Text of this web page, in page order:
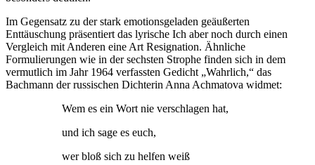
Im Gegensatz zu der stark emotionsgeladen geäußerten
Enttäuschung präsentiert das lyrische Ich aber noch durch einen
Vergleich mit Anderen eine Art Resignation. Ähnliche
Formulierungen wie in der sechsten Strophe finden sich in dem
vermutlich im Jahr 1964 verfassten Gedicht „Wahrlich,“ das
Bachmann der russischen Dichterin Anna Achmatova widmet:
Wem es ein Wort nie verschlagen hat,
und ich sage es euch,
wer bloß sich zu helfen weiß